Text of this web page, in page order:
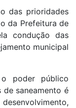
das prioridades
da Prefeitura de
condução das
municipal
poder público
saneamento é